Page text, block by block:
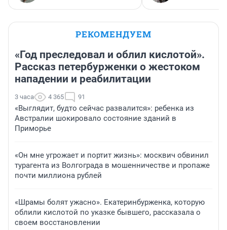
РЕКОМЕНДУЕМ
«Год преследовал и облил кислотой».
Рассказ петербурженки о жестоком
нападении и реабилитации
3 часа 4 365 91
«Выглядит, будто сейчас развалится»: ребенка из
Австралии шокировало состояние зданий в
Приморье
«Он мне угрожает и портит жизнь»: москвич обвинил
турагента из Волгограда в мошенничестве и пропаже
почти миллиона рублей
«Шрамы болят ужасно». Екатеринбурженка, которую
облили кислотой по указке бывшего, рассказала о
своем восстановлении